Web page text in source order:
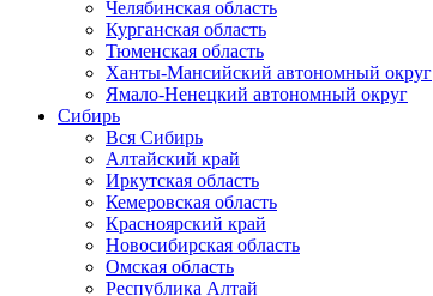
Челябинская область
Курганская область
Тюменская область
Ханты-Мансийский автономный округ
Ямало-Ненецкий автономный округ
Сибирь
Вся Сибирь
Алтайский край
Иркутская область
Кемеровская область
Красноярский край
Новосибирская область
Омская область
Республика Алтай